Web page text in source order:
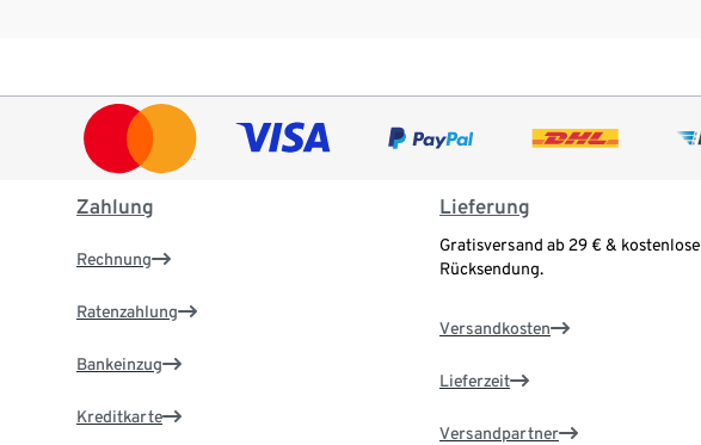
Zahlung
Rechnung
Ratenzahlung
Bankeinzug
Kreditkarte
Lieferung
Gratisversand ab 29 € & kostenlose
Rücksendung.
Versandkosten
Lieferzeit
Versandpartner